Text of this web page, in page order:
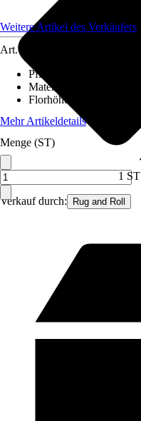
Verkauf durch: Rug and Roll
Weitere Artikel des Verkäufers
Art.-Nr.
Pflegehinweis
Material
Florhöhe (ca.)
Mehr Artikeldetails
Menge (ST)
1 ST